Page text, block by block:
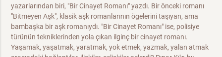
yazarlarından biri, "Bir Cinayet Romanı" yazdı. Bir önceki romanı
"Bitmeyen Aşk", klasik aşk romanlarının ögelerini taşıyan, ama
bambaşka bir aşk romanıydı. "Bir Cinayet Romanı" ise, polisiye
türünün tekniklerinden yola çıkan ilginç bir cinayet romanı.
Yaşamak, yaşatmak, yaratmak, yok etmek, yazmak, yalan atmak